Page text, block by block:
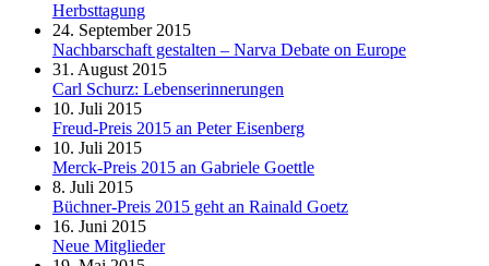
Herbsttagung
24. September 2015
Nachbarschaft gestalten – Narva Debate on Europe
31. August 2015
Carl Schurz: Lebenserinnerungen
10. Juli 2015
Freud-Preis 2015 an Peter Eisenberg
10. Juli 2015
Merck-Preis 2015 an Gabriele Goettle
8. Juli 2015
Büchner-Preis 2015 geht an Rainald Goetz
16. Juni 2015
Neue Mitglieder